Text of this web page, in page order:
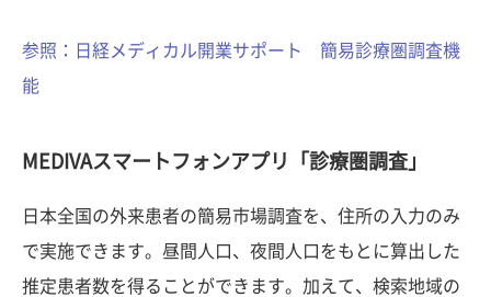
参照：日経メディカル開業サポート 簡易診療圏調査機
能
MEDIVAスマートフォンアプリ「診療圏調査」
日本全国の外来患者の簡易市場調査を、住所の入力のみ
で実施できます。昼間人口、夜間人口をもとに算出した
推定患者数を得ることができます。加えて、検索地域の